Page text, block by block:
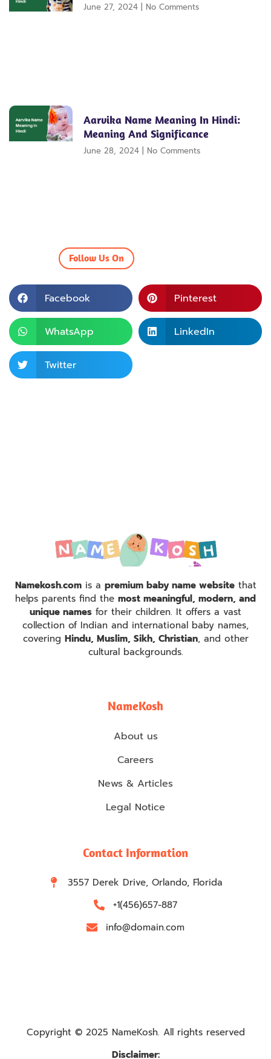
June 27, 2024 No Comments
Aarvika Name Meaning In Hindi:
Meaning And Significance
June 28, 2024 No Comments
Follow Us On
Facebook Pinterest
WhatsApp LinkedIn
Twitter
Namekosh.comis a premium baby name websitethat
helps parents find the most meaningful, modern, and
unique names for their children. It offers a vast
collection of Indian and international baby names,
covering Hindu, Muslim, Sikh, Christian, and other
cultural backgrounds.
NameKosh
About us
Careers
News & Articles
Legal Notice
Contact Information
3557 Derek Drive, Orlando, Florida
+1(456)657-887
info@domain.com
Copyright © 2025 NameKosh. All rights reserved
Disclaimer: